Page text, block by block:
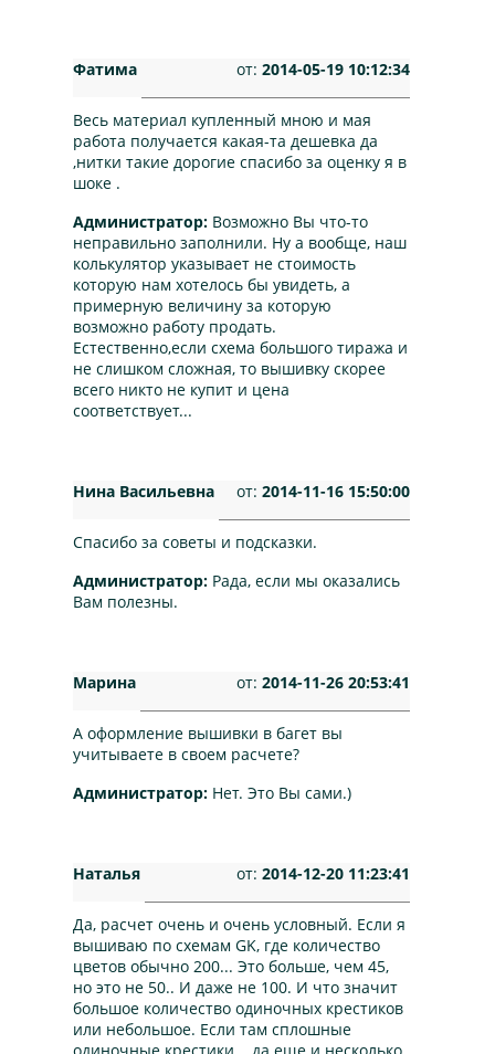
Фатима от: 2014-05-19 10:12:34
Весь материал купленный мною и мая
работа получается какая-та дешевка да
,нитки такие дорогие спасибо за оценку я в
шоке .
Администратор: Возможно Вы что-то
неправильно заполнили. Ну а вообще, наш
колькулятор указывает не стоимость
которую нам хотелось бы увидеть, а
примерную величину за которую
возможно работу продать.
Естественно,если схема большого тиража и
не слишком сложная, то вышивку скорее
всего никто не купит и цена
соответствует...
Нина Васильевна от: 2014-11-16 15:50:00
Спасибо за советы и подсказки.
Администратор: Рада, если мы оказались
Вам полезны.
Марина от: 2014-11-26 20:53:41
А оформление вышивки в багет вы
учитываете в своем расчете?
Администратор: Нет. Это Вы сами.)
Наталья от: 2014-12-20 11:23:41
Да, расчет очень и очень условный. Если я
вышиваю по схемам GK, где количество
цветов обычно 200... Это больше, чем 45,
но это не 50.. И даже не 100. И что значит
большое количество одиночных крестиков
или небольшое. Если там сплошные